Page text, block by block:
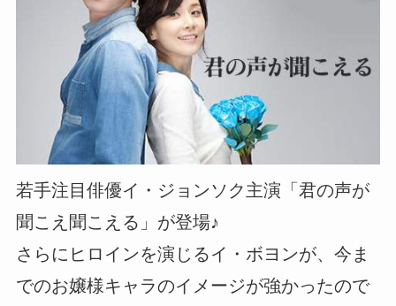
若手注目俳優イ・ジョンソク主演「君の声が
聞こえ聞こえる」が登場♪
さらにヒロインを演じるイ・ボヨンが、今ま
でのお嬢様キャラのイメージが強かったので